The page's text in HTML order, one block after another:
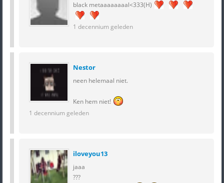
black metaaaaaaaal<333(H)
1 decennium geleden
Nestor
neen helemaal niet.
Ken hem niet!
1 decennium geleden
iloveyou13
jaaa
???